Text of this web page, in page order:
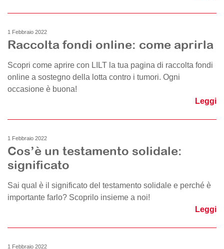
1 Febbraio 2022
Raccolta fondi online: come aprirla
Scopri come aprire con LILT la tua pagina di raccolta fondi
online a sostegno della lotta contro i tumori. Ogni
occasione è buona!
Leggi
1 Febbraio 2022
Cos’è un testamento solidale:
significato
Sai qual è il significato del testamento solidale e perché è
importante farlo? Scoprilo insieme a noi!
Leggi
1 Febbraio 2022